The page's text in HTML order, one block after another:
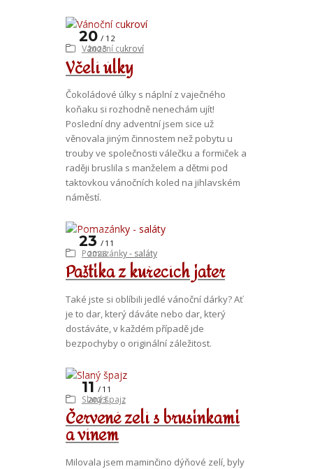
Včelí úlky
20
12
2023
Vánoční cukroví
Čokoládové úlky s náplní z vaječného
koňaku si rozhodně nenechám ujít!
Poslední dny adventní jsem sice už
věnovala jiným činnostem než pobytu u
trouby ve společnosti válečku a formiček a
raději bruslila s manželem a dětmi pod
taktovkou vánočních koled na jihlavském
náměstí.
Paštika z kuřecích jater
23
11
2023
Pomazánky - saláty
Také jste si oblíbili jedlé vánoční dárky? Ať
je to dar, který dáváte nebo dar, který
dostáváte, v každém případě jde
bezpochyby o originální záležitost.
Červené zelí s brusinkami
a vínem
11
11
2023
Slaný špajz
Milovala jsem maminčino dýňové zelí, byly